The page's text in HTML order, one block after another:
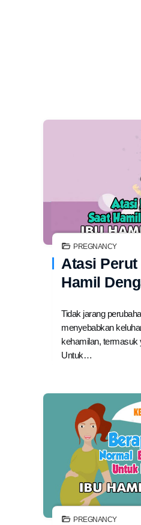
Atasi Perut
Hamil
Tidak jarang
menyebabkan
kehamilan, termasuk
Untuk…
PREGNANCY
PREGNANCY